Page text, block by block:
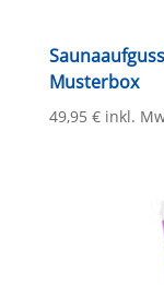
Musterbox
49,95 € inkl.